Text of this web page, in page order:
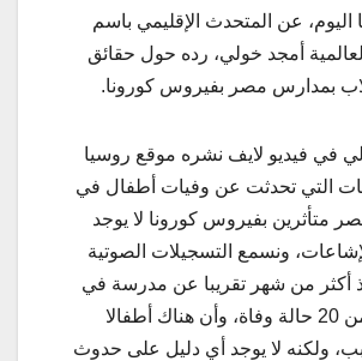
عن المتحدث الإقليمي باسم
أمجد خولي، رده حول حقائق
بمدارس مصر بفيروس كورونا.
في فيديو لايف نشره موقع روسيا
التي تحدثت عن وفيات أطفال في
متأثرين بفيروس كورونا لا يوجد
ونسمع التسجيلات الصوتية
أكثر من شهر تقريبا عن مدرسة في
مصر فيها أكثر من 20 حالة وفاة، وأن هناك أطفالا
ولكنه لا يوجد أي دليل على حدوث